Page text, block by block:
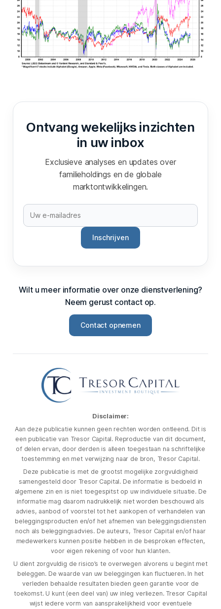
Ontvang wekelijks inzichten
in uw inbox
Exclusieve analyses en updates over
familieholdings en de globale
marktontwikkelingen.
Inschrijven
Wilt u meer informatie over onze dienstverlening?
Neem gerust contact op.
Contact opnemen
Disclaimer:
Aan deze publicatie kunnen geen rechten worden ontleend. Dit is
een publicatie van Tresor Capital. Reproductie van dit document,
of delen ervan, door derden is alleen toegestaan na schriftelijke
toestemming en met verwijzing naar de bron, Tresor Capital.
Deze publicatie is met de grootst mogelijke zorgvuldigheid
samengesteld door Tresor Capital. De informatie is bedoeld in
algemene zin en is niet toegespitst op uw individuele situatie. De
informatie mag daarom nadrukkelijk niet worden beschouwd als
advies, aanbod of voorstel tot het aankopen of verhandelen van
beleggingsproducten en/of het afnemen van beleggingsdiensten
noch als beleggingsadvies. De auteurs, Tresor Capital en/of haar
medewerkers kunnen positie hebben in de besproken effecten,
voor eigen rekening of voor hun klanten.
U dient zorgvuldig de risico’s te overwegen alvorens u begint met
beleggen. De waarde van uw beleggingen kan fluctueren. In het
verleden behaalde resultaten bieden geen garantie voor de
toekomst. U kunt (een deel van) uw inleg verliezen. Tresor Capital
wijst iedere vorm van aansprakelijkheid voor eventuele